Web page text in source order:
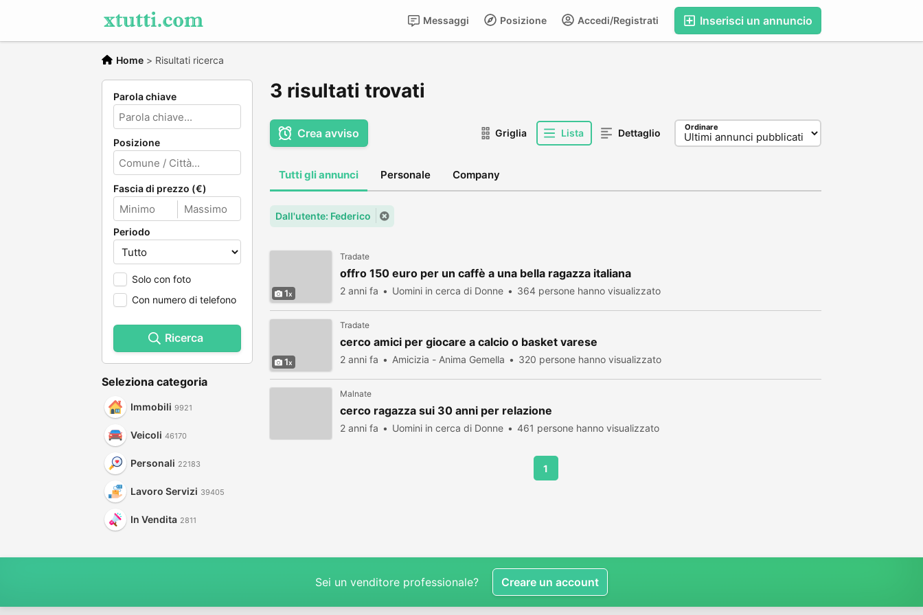
Inserisci un annuncio
Accedi/Registrati
Posizione
Messaggi
Home > Risultati ricerca
Parola chiave
Posizione
Fascia di prezzo (€)
Periodo
Solo con foto
Con numero di telefono
Ricerca
Seleziona categoria
Immobili 9921
Veicoli 46170
Personali 22183
Lavoro Servizi 39405
In Vendita 2811
3 risultati trovati
Crea avviso Griglia Lista Dettaglio Ordinare
Tutti gli annunci Personale Company
Dall'utente: Federico
1
Tradate
offro 150 euro per un caffè a una bella ragazza italiana
2 anni fa Uomini in cerca di Donne 364 persone hanno visualizzato
1
Tradate
cerco amici per giocare a calcio o basket varese
2 anni fa Amicizia - Anima Gemella 320 persone hanno visualizzato
Malnate
cerco ragazza sui 30 anni per relazione
2 anni fa Uomini in cerca di Donne 461 persone hanno visualizzato
1
Sei un venditore professionale? Creare un account